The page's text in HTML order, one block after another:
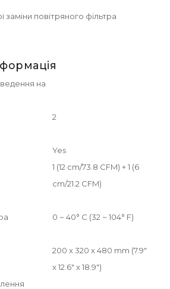
повітряного фільтра
на
2
Yes
1 (12 cm/73.8 CFM) + 1 (6
cm/21.2 CFM)
0 ~ 40° C (32 ~ 104° F)
200 x 320 x 480 mm (7.9"
x 12.6" x 18.9")